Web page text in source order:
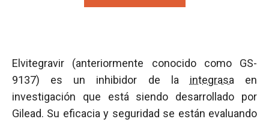
Elvitegravir (anteriormente conocido como GS-
9137) es un inhibidor de la integrasa en
investigación que está siendo desarrollado por
Gilead. Su eficacia y seguridad se están evaluando